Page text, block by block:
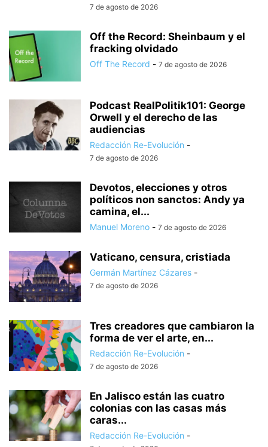
7 de agosto de 2026
Off the Record: Sheinbaum y el
fracking olvidado
Off The Record - 7 de agosto de 2026
Podcast RealPolitik101: George
Orwell y el derecho de las
audiencias
Redacción Re-Evolución -
7 de agosto de 2026
Devotos, elecciones y otros
políticos non sanctos: Andy ya
camina, el...
Manuel Moreno - 7 de agosto de 2026
Vaticano, censura, cristiada
Germán Martínez Cázares -
7 de agosto de 2026
Tres creadores que cambiaron la
forma de ver el arte, en...
Redacción Re-Evolución -
7 de agosto de 2026
En Jalisco están las cuatro
colonias con las casas más
caras...
Redacción Re-Evolución -